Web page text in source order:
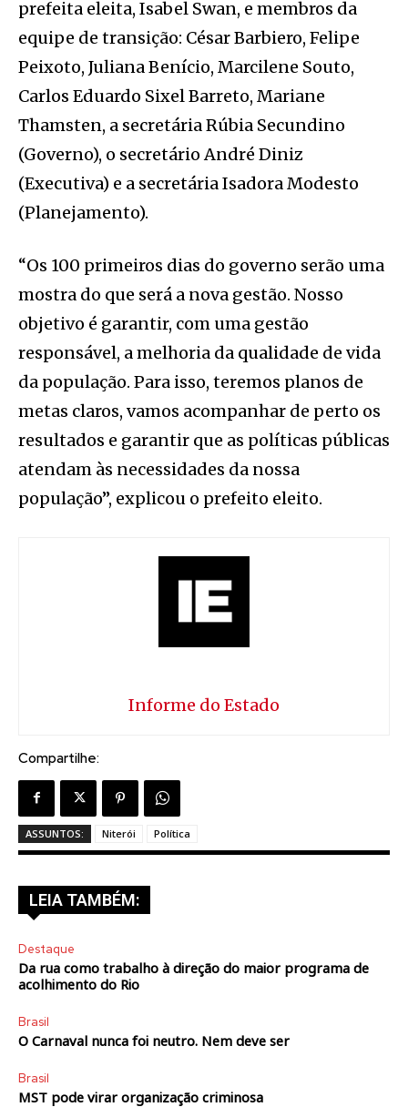
prefeita eleita, Isabel Swan, e membros da
equipe de transição: César Barbiero, Felipe
Peixoto, Juliana Benício, Marcilene Souto,
Carlos Eduardo Sixel Barreto, Mariane
Thamsten, a secretária Rúbia Secundino
(Governo), o secretário André Diniz
(Executiva) e a secretária Isadora Modesto
(Planejamento).
“Os 100 primeiros dias do governo serão uma
mostra do que será a nova gestão. Nosso
objetivo é garantir, com uma gestão
responsável, a melhoria da qualidade de vida
da população. Para isso, teremos planos de
metas claros, vamos acompanhar de perto os
resultados e garantir que as políticas públicas
atendam às necessidades da nossa
população”, explicou o prefeito eleito.
Informe do Estado
Compartilhe:
ASSUNTOS: Niterói Política
LEIA TAMBÉM:
Destaque
Da rua como trabalho à direção do maior programa de
acolhimento do Rio
Brasil
O Carnaval nunca foi neutro. Nem deve ser
Brasil
MST pode virar organização criminosa